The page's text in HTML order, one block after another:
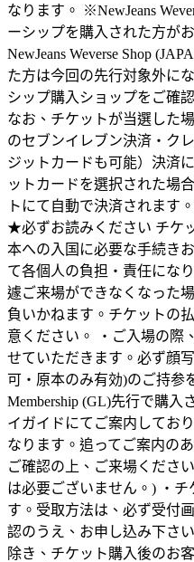
なります。 ※NewJeans
ーシップを購入された方が
NewJeans Weverse Shop
た方は今回の先行対象外に
シップ購入ショップをご確
なお、チケットが当選した
のセブンイレブン決済・ク
ジットカードも可能）決済
ットカードを選択された場
トにて自動で決済されます
★必ずお読みください チケ
本への入国に必要な手続き
て各個人の負担・責任にな
遽ご来場ができなくなった
負いかねます。チケットの
意ください。 ・ご入場の際
せていただきます。必ず顔
可・原本のみ有効)のご持参
Membership (GL)先行で購入
イガイドにてご案内してお
なります。追ってご案内の
ご確認の上、ご来場くださ
は必要ございません。) ・
す。受取方法は、必ず受付
認のうえ、お申し込み下さ
除き、チケット購入後のお